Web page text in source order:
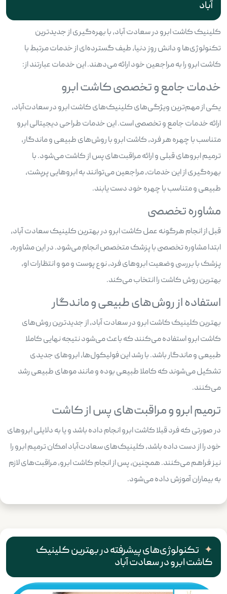
آباد
کلینیک کاشت ابرو در سعادت آباد، با بهره‌گیری از جدیدترین
تکنولوژی‌ها و دانش روز دنیا، طیف گسترده‌ای از خدمات مرتبط با
کاشت ابرو را به مراجعین خود ارائه می‌دهند. این خدمات عبارتند از:
خدمات جامع و تخصصی کاشت ابرو
یکی از مهم‌ترین ویژگی‌های کلینیک‌های کاشت ابرو در سعادت‌آباد،
ارائه خدمات جامع و تخصصی است. این خدمات طراحی دیجیتالی ابرو
متناسب با چهره هر فرد، کاشت ابرو با روش‌های طبیعی و ماندگار،
ترمیم ابروهای قبلی و ارائه مراقبت‌های پس از کاشت می‌شود. با
بهره‌گیری از این خدمات، مراجعین می‌توانند به ابروهایی پرپشت،
طبیعی و متناسب با چهره خود دست یابند.
مشاوره تخصصی
قبل از انجام هرگونه عمل کاشت ابرو در بهترین کلینیک سعادت آباد،
ابتدا مشاوره تخصصی با پزشک متخصص انجام می‌شود. در این مشاوره،
پزشک با بررسی وضعیت ابروهای فرد، نوع پوست و مو و انتظارات او،
بهترین روش کاشت را انتخاب می‌کند.
استفاده از روش‌های طبیعی و ماندگار
بهترین کلینیک کاشت ابرو در سعادت آباد، از جدیدترین روش‌های
کاشت ابرو استفاده می‌کنند که باعث می‌شود نتیجه نهایی کاملا
طبیعی و ماندگار باشد. با رشد این فولیکول‌ها، ابروهای جدیدی
تشکیل می‌شوند که کاملا طبیعی بوده و مانند موهای طبیعی رشد
می‌کنند.
ترمیم ابرو و مراقبت‌های پس از کاشت
در صورتی که فرد قبلا کاشت ابرو انجام داده باشد و یا به دلایلی ابروهای
خود را از دست داده باشد، کلینیک‌های سعادت‌آباد امکان ترمیم ابرو را
نیز فراهم می‌کنند. همچنین، پس از انجام کاشت ابرو، مراقبت‌های لازم
به بیماران آموزش داده می‌شود.
تکنولوژی‌های پیشرفته در بهترین کلینیک
کاشت ابرو در سعادت آباد